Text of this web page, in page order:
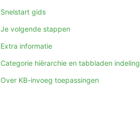
Snelstart gids
Je volgende stappen
Extra informatie
Categorie hiërarchie en tabbladen indeling
Over KB-invoeg toepassingen